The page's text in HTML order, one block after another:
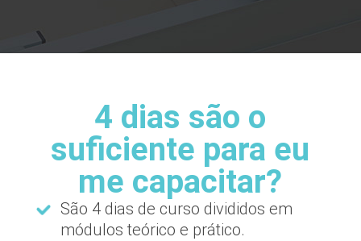
4 dias são o
suficiente para eu
me capacitar?
São 4 dias de curso divididos em
módulos teórico e prático.